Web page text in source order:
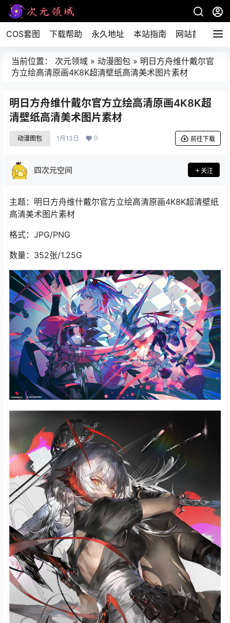
COS套图 下载帮助 永久地址 本站指南 网站首页
当前位置： 次元领域 » 动漫图包 » 明日方舟维什戴尔官
方立绘高清原画4K8K超清壁纸高清美术图片素材
明日方舟维什戴尔官方立绘高清原画4K8K超
清壁纸高清美术图片素材
动漫图包 1月13日 0 前往下载
四次元空间 关注
主题：明日方舟维什戴尔官方立绘高清原画4K8K超清壁纸
高清美术图片素材
格式：JPG/PNG
数量：352张/1.25G